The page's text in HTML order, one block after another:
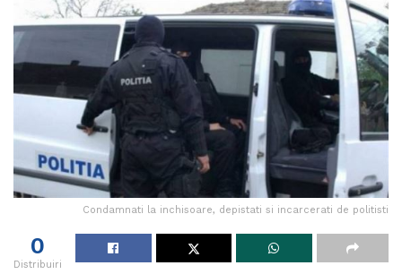
Condamnati la inchisoare, depistati si incarcerati de politisti
0
Distribuiri